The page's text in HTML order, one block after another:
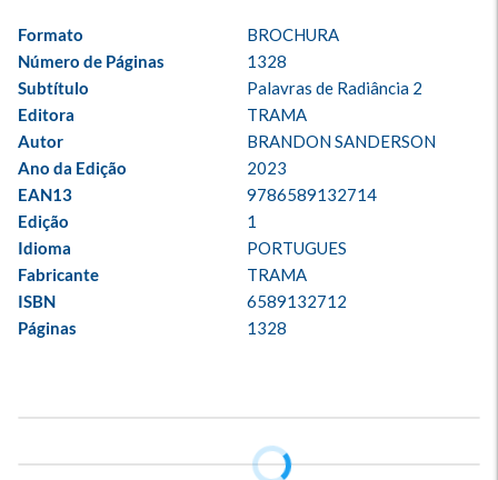
Formato
BROCHURA
Número de Páginas
1328
Subtítulo
Palavras de Radiância 2
Editora
TRAMA
Autor
BRANDON SANDERSON
Ano da Edição
2023
EAN13
9786589132714
Edição
1
Idioma
PORTUGUES
Fabricante
TRAMA
ISBN
6589132712
Páginas
1328